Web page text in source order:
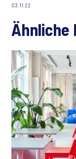
03.11.22
Ähnliche